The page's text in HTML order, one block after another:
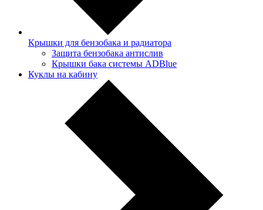
Крышки для бензобака и радиатора
Защита бензобака антислив
Крышки бака системы ADBlue
Куклы на кабину